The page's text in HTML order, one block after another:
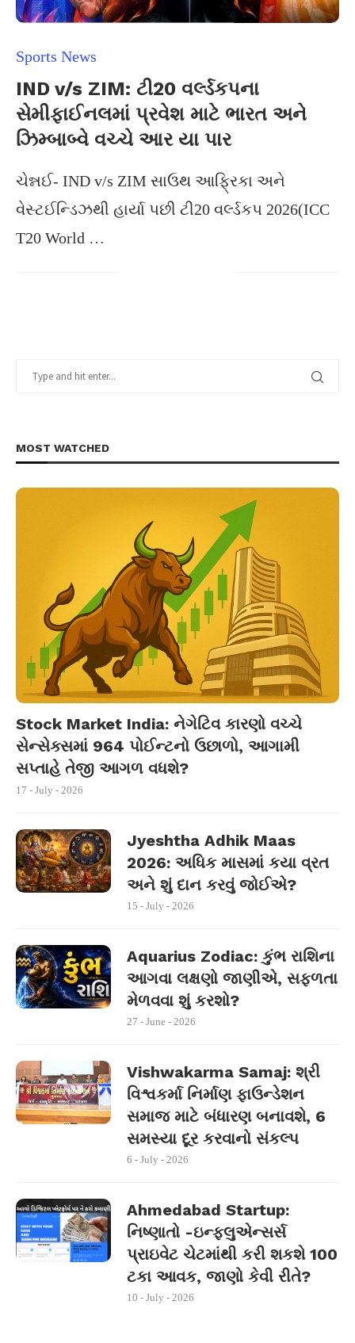
Sports News
IND v/s ZIM: ટી20 વર્લ્ડકપના
સેમીફાઈનલમાં પ્રવેશ માટે ભારત અને
ઝિમ્બાબ્વે વચ્ચે આર યા પાર
ચેન્નઈ- IND v/s ZIM સાઉથ આફ્રિકા અને
વેસ્ટઈન્ડિઝથી હાર્યા પછી ટી20 વર્લ્ડકપ 2026(ICC
T20 World …
MOST WATCHED
Stock Market India: નેગેટિવ કારણો વચ્ચે
સેન્સેક્સમાં 964 પોઈન્ટનો ઉછાળો, આગામી
સપ્તાહે તેજી આગળ વધશે?
17 - July - 2026
Jyeshtha Adhik Maas
2026: અધિક માસમાં કયા વ્રત
અને શું દાન કરવું જોઈએ?
15 - July - 2026
Aquarius Zodiac: કુંભ રાશિના
આગવા લક્ષણો જાણીએ, સફળતા
મેળવવા શું કરશો?
27 - June - 2026
Vishwakarma Samaj: શ્રી
વિશ્વકર્મા નિર્માણ ફાઉન્ડેશન
સમાજ માટે બંધારણ બનાવશે, 6
સમસ્યા દૂર કરવાનો સંકલ્પ
6 - July - 2026
Ahmedabad Startup:
નિષ્ણાતો -ઇન્ફ્લુએન્સર્સ
પ્રાઇવેટ ચેટમાંથી કરી શકશે 100
ટકા આવક, જાણો કેવી રીતે?
10 - July - 2026